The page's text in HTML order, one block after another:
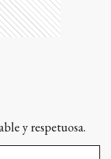
y respetuosa.